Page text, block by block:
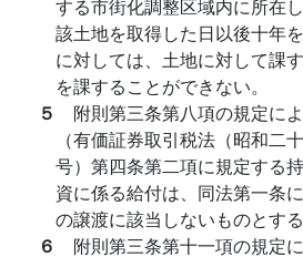
する市街化調整区域内に所在
該土地を取得した日以後十年
に対しては、土地に対して課
を課することができない。
５ 附則第三条第八項の規定に
（有価証券取引税法（昭和二
号）第四条第二項に規定する
資に係る給付は、同法第一条
の譲渡に該当しないものとする
６ 附則第三条第十一項の規定